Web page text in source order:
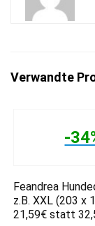
Verwandte
-
Feandrea
z.B. XXL (203 x
21,59€ statt